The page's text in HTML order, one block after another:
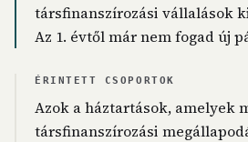
társfinanszírozási vállalások
Az 1. évtől már nem fogad új
ÉRINTETT CSOPORTOK
Azok a háztartások, amelyek
társfinanszírozási